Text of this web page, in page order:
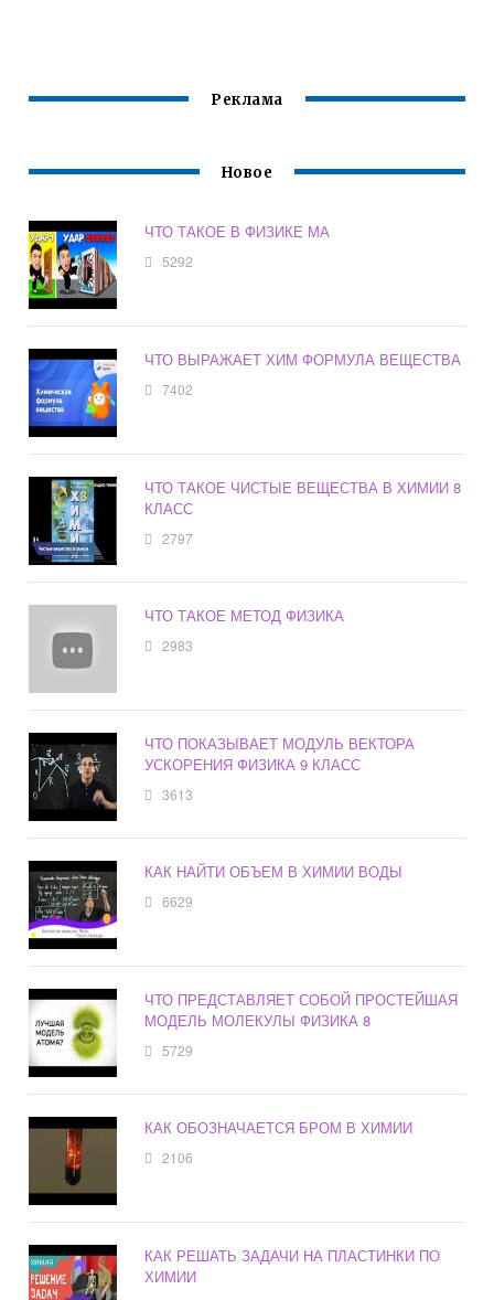
Реклама
Новое
ЧТО ТАКОЕ В ФИЗИКЕ МА
5292
ЧТО ВЫРАЖАЕТ ХИМ ФОРМУЛА ВЕЩЕСТВА
7402
ЧТО ТАКОЕ ЧИСТЫЕ ВЕЩЕСТВА В ХИМИИ 8
КЛАСС
2797
ЧТО ТАКОЕ МЕТОД ФИЗИКА
2983
ЧТО ПОКАЗЫВАЕТ МОДУЛЬ ВЕКТОРА
УСКОРЕНИЯ ФИЗИКА 9 КЛАСС
3613
КАК НАЙТИ ОБЪЕМ В ХИМИИ ВОДЫ
6629
ЧТО ПРЕДСТАВЛЯЕТ СОБОЙ ПРОСТЕЙШАЯ
МОДЕЛЬ МОЛЕКУЛЫ ФИЗИКА 8
5729
КАК ОБОЗНАЧАЕТСЯ БРОМ В ХИМИИ
2106
КАК РЕШАТЬ ЗАДАЧИ НА ПЛАСТИНКИ ПО
ХИМИИ